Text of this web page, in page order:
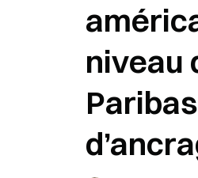
niveau